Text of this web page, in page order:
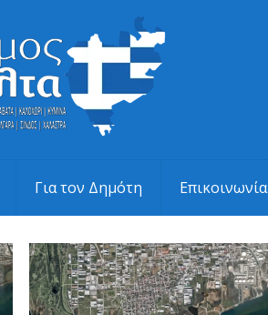
Για τον Δημότη Επικοινωνία